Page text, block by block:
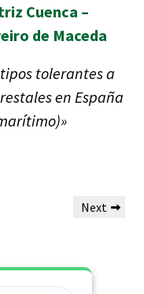
Cuenca –
de Maceda
tolerantes a
en España
Next